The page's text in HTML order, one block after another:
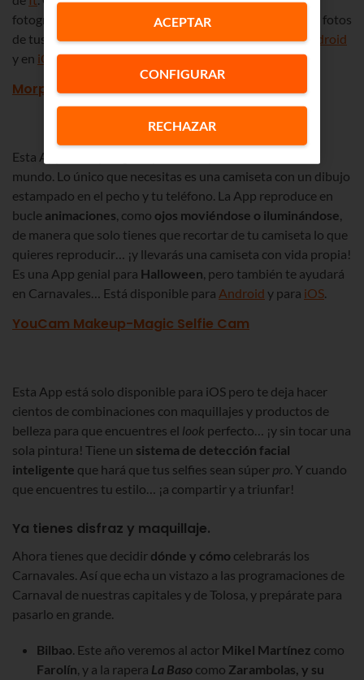
fotográficos exagerados y súper divertidos trucando las fotos
de tus colegas en el móvil. Te lo puedes descargar enAndroid
y en iOS.
Morph DigitalDudz
Esta App es muy original y te vas a quedar con todo el
mundo. Lo único que necesitas es una camiseta con un dibujo
estampado en el pecho y tu teléfono. La App reproduce en
bucle animaciones, como ojos moviéndose o iluminándose,
de manera que solo tienes que recortar de tu camiseta lo que
quieres reproducir… ¡y llevarás una camiseta con vida propia!
Es una App genial para Halloween, pero también te ayudará
en Carnavales… Está disponible para Android y para iOS.
YouCam Makeup-Magic Selfie Cam
Esta App está solo disponible para iOS pero te deja hacer
cientos de combinaciones con maquillajes y productos de
belleza para que encuentres el look perfecto… ¡y sin tocar una
sola pintura! Tiene un sistema de detección facial
inteligente que hará que tus selfies sean súper pro. Y cuando
que encuentres tu estilo… ¡a compartir y a triunfar!
Ya tienes disfraz y maquillaje.
Ahora tienes que decidir dónde y cómo celebrarás los
Carnavales. Así que echa un vistazo a las programaciones de
Carnaval de nuestras capitales y de Tolosa, y prepárate para
pasarlo en grande.
Bilbao. Este año veremos al actor Mikel Martínez como
Farolín, y a la rapera La Baso como Zarambolas, y su
CONFIGURAR
RECHAZAR
ACEPTAR